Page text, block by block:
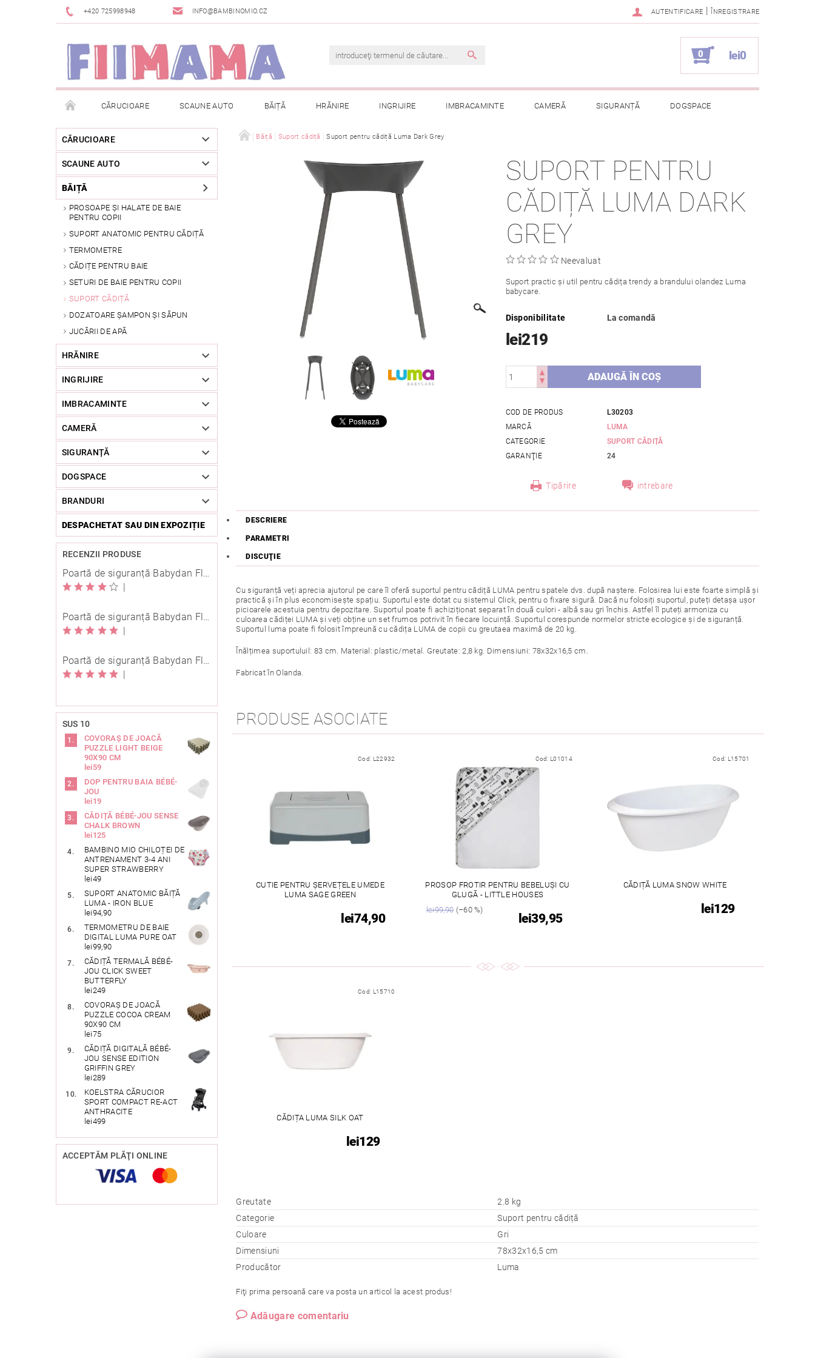
+420 725998948 INFO@BAMBINOMIO.CZ AUTENTIFICARE | ÎNREGISTRARE
0 lei0
CĂRUCIOARE SCAUNE AUTO BĂIȚĂ HRĂNIRE INGRIJIRE IMBRACAMINTE CAMERĂ SIGURANȚĂ DOGSPACE
BRANDURI DESPACHETAT SAU DIN EXPOZIȚIE TERMENI ȘI CONDIȚII CONTACT
RETURNAREA MĂRFII METODE DE PLATĂ CONSULTAȚII COMANDA MEA
CĂRUCIOARE
SCAUNE AUTO
BĂIȚĂ
PROSOAPE ȘI HALATE DE BAIE
PENTRU COPII
SUPORT ANATOMIC PENTRU CĂDIȚĂ
TERMOMETRE
CĂDIȚE PENTRU BAIE
SETURI DE BAIE PENTRU COPII
SUPORT CĂDIȚĂ
DOZATOARE ȘAMPON ȘI SĂPUN
JUCĂRII DE APĂ
HRĂNIRE
INGRIJIRE
IMBRACAMINTE
CAMERĂ
SIGURANȚĂ
DOGSPACE
BRANDURI
DESPACHETAT SAU DIN EXPOZIȚIE
RECENZII PRODUSE
Poartă de siguranță Babydan Flexi Fit metal albă 67-105,5 cm cu înșurubare
Poartă de siguranță Babydan Flexi Fit metal neagră 67-105,5 cm cu înșurubare
Poartă de siguranță Babydan Flexi Fit metal neagră 67-105,5 cm cu înșurubare
SUS 10
COVORAȘ DE JOACĂ
PUZZLE LIGHT BEIGE
90X90 CM
lei59
DOP PENTRU BAIA BÉBÉ-
JOU
lei19
CĂDIȚĂ BÉBÉ-JOU SENSE
CHALK BROWN
lei125
BAMBINO MIO CHILOȚEI DE
ANTRENAMENT 3-4 ANI
SUPER STRAWBERRY
lei49
SUPORT ANATOMIC BĂIȚĂ
LUMA - IRON BLUE
lei94,90
TERMOMETRU DE BAIE
DIGITAL LUMA PURE OAT
lei99,90
CĂDIȚĂ TERMALĂ BÉBÉ-
JOU CLICK SWEET
BUTTERFLY
lei249
COVORAȘ DE JOACĂ
PUZZLE COCOA CREAM
90X90 CM
lei75
CĂDIȚĂ DIGITALĂ BÉBÉ-
JOU SENSE EDITION
GRIFFIN GREY
lei289
KOELSTRA CĂRUCIOR
SPORT COMPACT RE-ACT
ANTHRACITE
lei499
ACCEPTĂM PLĂŢI ONLINE
Băiță Suport cădiță Suport pentru cădiță Luma Dark Grey
SUPORT PENTRU
CĂDIȚĂ LUMA DARK
GREY
Neevaluat
Suport practic și util pentru cădița trendy a brandului olandez Luma
babycare.
Disponibilitate La comandă
lei219
COD DE PRODUS
L30203
MARCĂ
LUMA
CATEGORIE
SUPORT CĂDIȚĂ
GARANŢIE
24
Tipărire intrebare
DESCRIERE
PARAMETRI
DISCUŢIE
Cu siguranță veți aprecia ajutorul pe care îl oferă suportul pentru cădiță LUMA pentru spatele dvs. după naștere. Folosirea lui este foarte simplă și
practică și în plus economisește spațiu. Suportul este dotat cu sistemul Click, pentru o fixare sigură. Dacă nu folosiți suportul, puteți detașa ușor
picioarele acestuia pentru depozitare. Suportul poate fi achiziționat separat în două culori - albă sau gri închis. Astfel îl puteți armoniza cu
culoarea cădiței LUMA și veți obține un set frumos potrivit în fiecare locuință. Suportul corespunde normelor stricte ecologice și de siguranță.
Suportul luma poate fi folosit împreună cu cădița LUMA de copii cu greutaea maximă de 20 kg.
Înălțimea suportuluil: 83 cm. Material: plastic/metal. Greutate: 2,8 kg. Dimensiuni: 78x32x16,5 cm.
Fabricat în Olanda.
PRODUSE ASOCIATE
Cod: L22932
CUTIE PENTRU ȘERVEȚELE UMEDE
LUMA SAGE GREEN
lei74,90
Cod: L01014
PROSOP FROTIR PENTRU BEBELUȘI CU
GLUGĂ - LITTLE HOUSES
lei99,90(–60 %)
lei39,95
Cod: L15701
CĂDIȚĂ LUMA SNOW WHITE
lei129
Cod: L15710
CĂDIȚA LUMA SILK OAT
lei129
Greutate
2.8 kg
Categorie
Suport pentru cădiță
Culoare
Gri
Dimensiuni
78x32x16,5 cm
Producător
Luma
Fiţi prima persoană care va posta un articol la acest produs!
Adăugare comentariu